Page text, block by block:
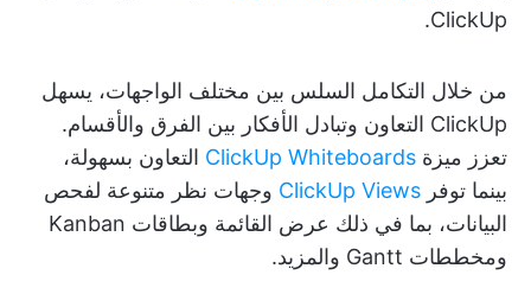
ClickUp.
من خلال التكامل السلس بين مختلف الواجهات، يسهل
ClickUp التعاون وتبادل الأفكار بين الفرق والأقسام.
تعزز ميزة ClickUp Whiteboards التعاون بسهولة،
بينما توفر ClickUp Views وجهات نظر متنوعة لفحص
البيانات، بما في ذلك عرض القائمة وبطاقات Kanban
ومخططات Gantt والمزيد.